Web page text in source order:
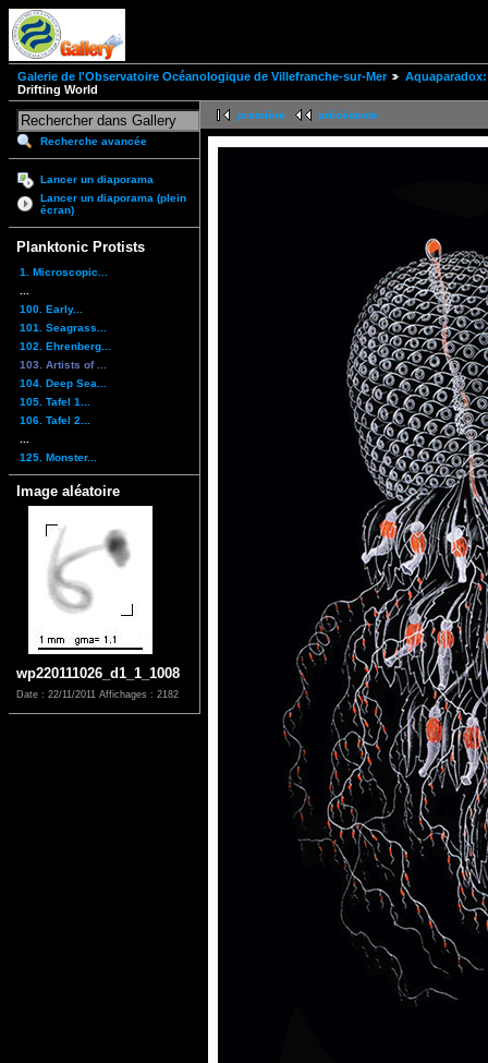
Galerie de l'Observatoire Océanologique de Villefranche-sur-Mer
Drifting World
Recherche avancée
Lancer un diaporama
Lancer un diaporama (plein
écran)
Planktonic Protists
1. Microscopic...
100. Early...
101. Seagrass...
102. Ehrenberg...
103. Artists of ...
104. Deep Sea...
105. Tafel 1...
106. Tafel 2...
125. Monster...
Image aléatoire
wp220111026_d1_1_1008
Date : 22/11/2011 Affichages : 2182
première précédente